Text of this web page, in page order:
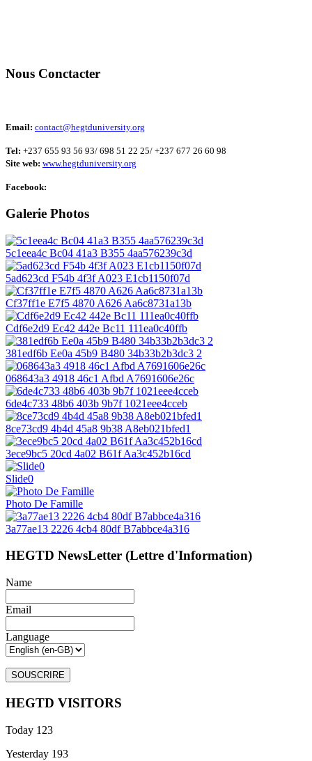
Nous Conctacter
Email: contact@hegtduniversity.org
Tel: +237 655 93 56 93/ 698 51 22 25/ +237 677 26 60 98
Site web: www.hegtduniversity.org
Facebook:
Galerie Photos
5c1eea4c Bc04 41a3 B355 4aa576239c3d
5ad623cd F54b 4f3f A023 E1cb1150f07d
Cf37ff1e E7f5 4870 A626 Aa6c8731a13b
Cdf6e2d9 Ec42 442e Bc11 111ea0c40ffb
381edf6b Ee0a 45b9 B480 34b33b2b3dc3 2
068643a3 4918 46c1 Afbd A7691606e26c
6de4c733 48b6 403b 9b7f 1021eee4cceb
8ce73cd9 4b4d 45a8 9b38 A8eb021bfed1
3ece9bc5 20cd 4a02 B61f Aa3c452b16cd
Slide0
Photo De Famille
3a77ae13 2226 4cb4 80df B7abbce4a316
HEGTD NewsLetter (Lettre d'Information)
Name
Email
Language
HEGTD VISITORS
Today 123
Yesterday 193